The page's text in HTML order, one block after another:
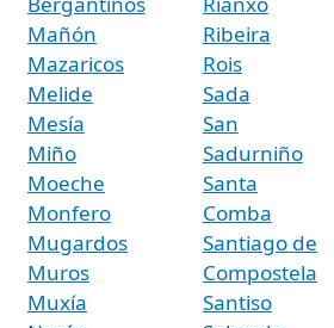
Mañón
Mazaricos
Melide
Mesía
Miño
Moeche
Monfero
Mugardos
Muros
Muxía
Ribeira
Rois
Sada
San
Sadurniño
Santa
Comba
Santiago de
Compostela
Santiso